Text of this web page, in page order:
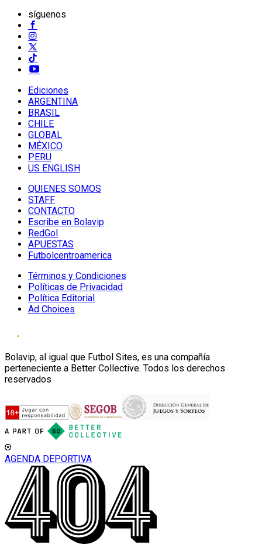
síguenos
Ediciones
ARGENTINA
BRASIL
CHILE
GLOBAL
MÉXICO
PERU
US ENGLISH
QUIENES SOMOS
STAFF
CONTACTO
Escribe en Bolavip
RedGol
APUESTAS
Futbolcentroamerica
Términos y Condiciones
Políticas de Privacidad
Política Editorial
Ad Choices
Bolavip, al igual que Futbol Sites, es una compañía
perteneciente a Better Collective. Todos los derechos
reservados
AGENDA DEPORTIVA